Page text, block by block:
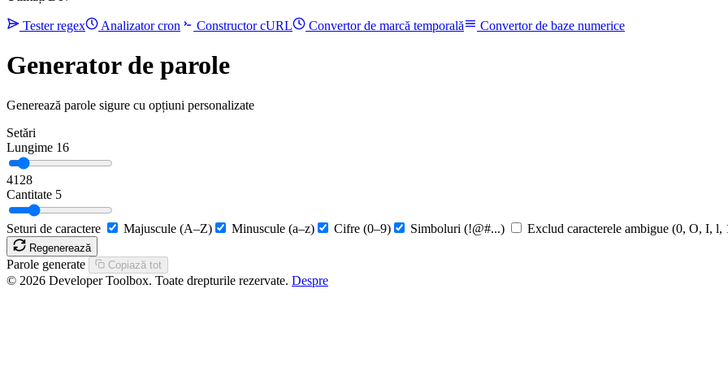
Tester regex Analizator cron Constructor cURL Convertor de marcă temporală Convertor de baze numerice
Generator de parole
Generează parole sigure cu opțiuni personalizate
Setări
Lungime 16
4128
Cantitate 5
Seturi de caractere Majuscule (A–Z) Minuscule (a–z) Cifre (0–9) Simboluri (!@#...) Exclud caracterele ambigue (0, O, I, l,
Regenerează
Parole generate Copiază tot
© 2026 Developer Toolbox. Toate drepturile rezervate. Despre